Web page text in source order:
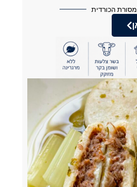
הכורדית